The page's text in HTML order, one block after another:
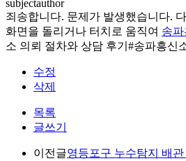
subjectauthor
죄송합니다. 문제가 발생했습니다.
화면을 돌리거나 터치로 움직여 송
소 의뢰 절차와 상담 후기#송파흥신
수정
삭제
목록
글쓰기
이전글영등포구 누수탐지 배